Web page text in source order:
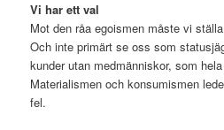
Vi har ett val
Mot den råa egoismen måste vi
Och inte primärt se oss som
kunder utan medmänniskor, som
Materialismen och konsumismen
fel.